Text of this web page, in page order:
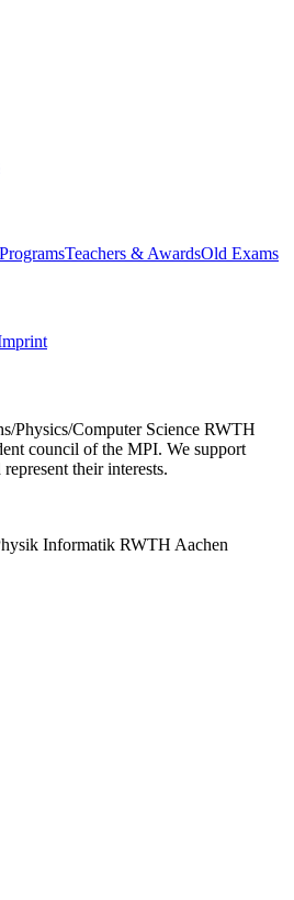
ProgramsTeachers & AwardsOld Exams
Physics/Computer Science RWTH
council of the MPI. We support
their interests.
Informatik RWTH Aachen